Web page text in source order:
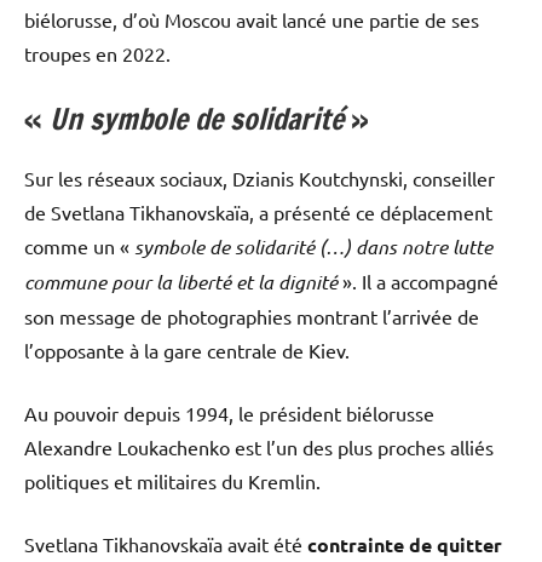
biélorusse, d’où Moscou avait lancé une partie de ses
troupes en 2022.
« Un symbole de solidarité»
Sur les réseaux sociaux, Dzianis Koutchynski, conseiller
de Svetlana Tikhanovskaïa, a présenté ce déplacement
comme un « symbole de solidarité (…) dans notre lutte
commune pour la liberté et la dignité». Il a accompagné
son message de photographies montrant l’arrivée de
l’opposante à la gare centrale de Kiev.
Au pouvoir depuis 1994, le président biélorusse
Alexandre Loukachenko est l’un des plus proches alliés
politiques et militaires du Kremlin.
Svetlana Tikhanovskaïa avait été contrainte de quitter